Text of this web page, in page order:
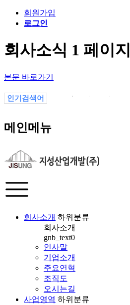
회원가입
로그인
회사소식 1 페이지
본문 바로가기
인기검색어
메인메뉴
회사소개 하위분류
회사소개
gnb_text0
인사말
기업소개
주요연혁
조직도
오시는길
사업영역 하위분류